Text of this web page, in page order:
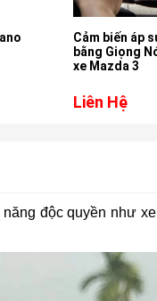
Cảm biến áp
bằng Giọng
xe Mazda 3
Liên Hệ
độc quyền như